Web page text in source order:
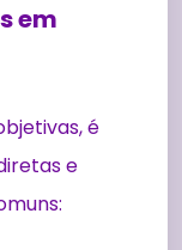
em
é
e